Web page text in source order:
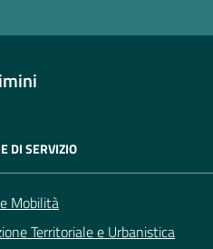
DI SERVIZIO
Mobilità
Territoriale e Urbanistica